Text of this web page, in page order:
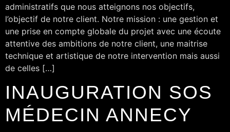
administratifs que nous atteignons nos objectifs,
l’objectif de notre client. Notre mission : une gestion et
une prise en compte globale du projet avec une écoute
attentive des ambitions de notre client, une maitrise
technique et artistique de notre intervention mais aussi
de celles […]
INAUGURATION SOS
MÉDECIN ANNECY